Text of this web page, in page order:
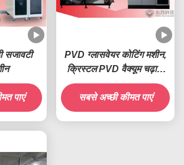
सजावटी
पाएं
PVD ग्लासवेयर कोटिंग मशीन,
क्रिस्टल PVD वैक्यूम चढ़ाना
मशीन
सबसे अच्छी कीमत पाएं